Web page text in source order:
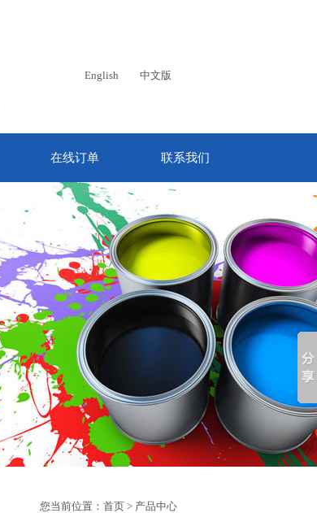
English 中文版
在线订单 联系我们
您当前位置： 首页 > 产品中心